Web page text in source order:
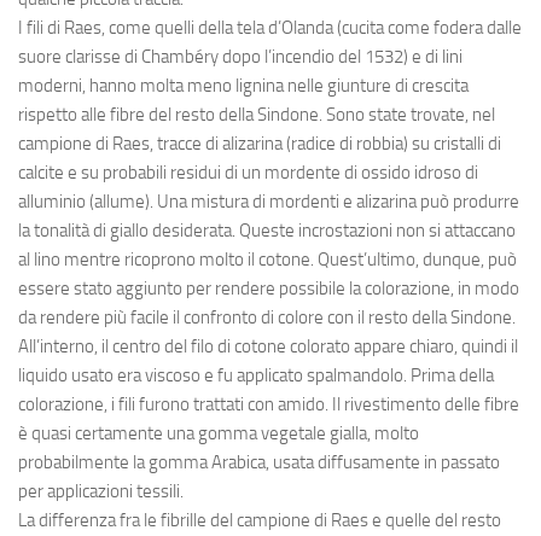
I fili di Raes, come quelli della tela d’Olanda (cucita come fodera dalle
suore clarisse di Chambéry dopo l’incendio del 1532) e di lini
moderni, hanno molta meno lignina nelle giunture di crescita
rispetto alle fibre del resto della Sindone. Sono state trovate, nel
campione di Raes, tracce di alizarina (radice di robbia) su cristalli di
calcite e su probabili residui di un mordente di ossido idroso di
alluminio (allume). Una mistura di mordenti e alizarina può produrre
la tonalità di giallo desiderata. Queste incrostazioni non si attaccano
al lino mentre ricoprono molto il cotone. Quest’ultimo, dunque, può
essere stato aggiunto per rendere possibile la colorazione, in modo
da rendere più facile il confronto di colore con il resto della Sindone.
All’interno, il centro del filo di cotone colorato appare chiaro, quindi il
liquido usato era viscoso e fu applicato spalmandolo. Prima della
colorazione, i fili furono trattati con amido. Il rivestimento delle fibre
è quasi certamente una gomma vegetale gialla, molto
probabilmente la gomma Arabica, usata diffusamente in passato
per applicazioni tessili.
La differenza fra le fibrille del campione di Raes e quelle del resto